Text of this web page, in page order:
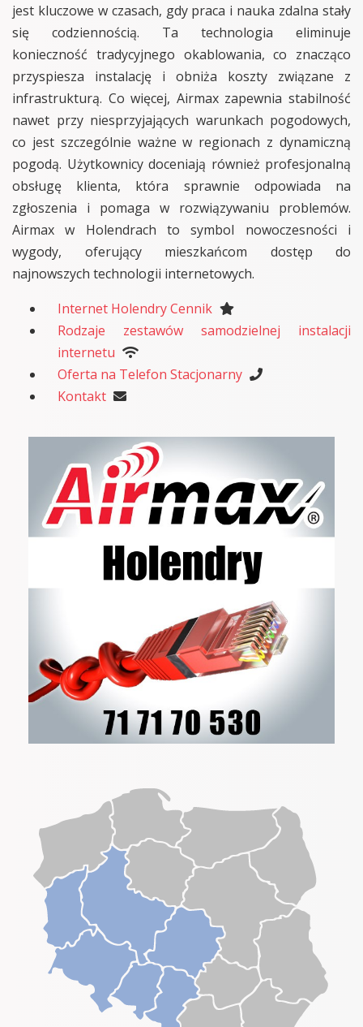
jest kluczowe w czasach, gdy praca i nauka zdalna stały
się codziennością. Ta technologia eliminuje
konieczność tradycyjnego okablowania, co znacząco
przyspiesza instalację i obniża koszty związane z
infrastrukturą. Co więcej, Airmax zapewnia stabilność
nawet przy niesprzyjających warunkach pogodowych,
co jest szczególnie ważne w regionach z dynamiczną
pogodą. Użytkownicy doceniają również profesjonalną
obsługę klienta, która sprawnie odpowiada na
zgłoszenia i pomaga w rozwiązywaniu problemów.
Airmax w Holendrach to symbol nowoczesności i
wygody, oferujący mieszkańcom dostęp do
najnowszych technologii internetowych.
Internet Holendry Cennik
Rodzaje zestawów samodzielnej instalacji
internetu
Oferta na Telefon Stacjonarny
Kontakt